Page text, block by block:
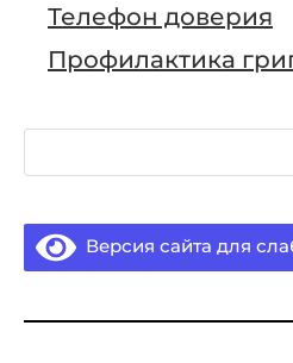
Телефон доверия
Профилактика
Версия сайта для